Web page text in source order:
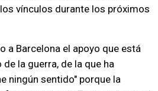
vínculos durante los próximos
a Barcelona el apoyo que está
la guerra, de la que ha
ningún sentido" porque la